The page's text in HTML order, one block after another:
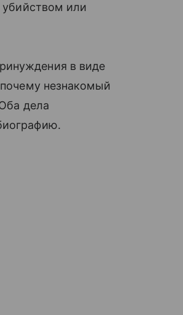
убийством или
в виде
почему незнакомый
дела